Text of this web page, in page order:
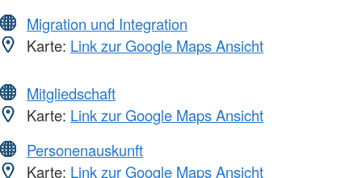
Migration und Integration
Karte: Link zur Google Maps Ansicht
Mitgliedschaft
Karte: Link zur Google Maps Ansicht
Personenauskunft
Karte: Link zur Google Maps Ansicht